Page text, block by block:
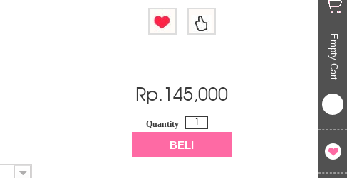
Empty Cart
Rp. 145,000
Quantity
BELI